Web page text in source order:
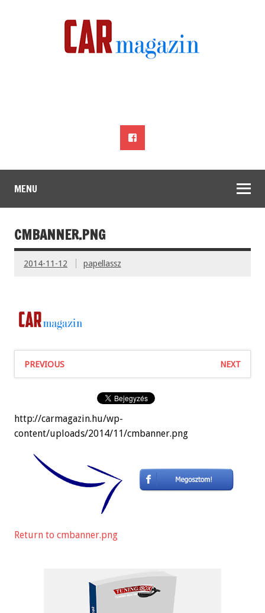
MENU
CMBANNER.PNG
2014-11-12 papellassz
PREVIOUS NEXT
http://carmagazin.hu/wp-
content/uploads/2014/11/cmbanner.png
Return to cmbanner.png